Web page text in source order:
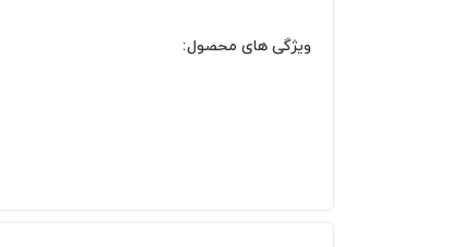
ویژگی های محصول: